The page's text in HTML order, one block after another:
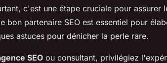
c'est une étape cruciale pour assurer
bon partenaire SEO est essentiel pour
astuces pour dénicher la perle rare.
SEO ou consultant, privilégiez